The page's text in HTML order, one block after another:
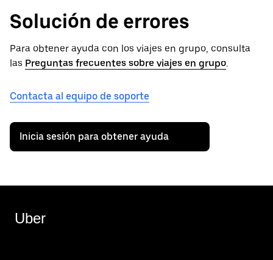
Solución de errores
Para obtener ayuda con los viajes en grupo, consulta
las Preguntas frecuentes sobre viajes en grupo.
Contacta al equipo de soporte
Inicia sesión para obtener ayuda
Uber